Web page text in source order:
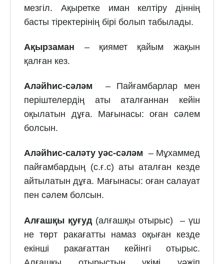
мезгіл. Ақыретке иман келтіру діннің
басты тіректерінің бірі болып табылады.
Ақырзаман – қиямет қайым жақын
қалған кез.
Аләйһис-сәләм – Пайғамбарлар мен
періш­телердің аты аталғаннан кейін
оқылатын дұға. Мағынасы: оған сәлем
болсын.
Аләйһис-саләту уәс-сәләм – Мұхаммед
пайғамбардың (с.ғ.с) аты аталған кезде
айтылатын дұға. Мағынасы: оған салауат
пен сәлем болсын.
Алғашқы қуғуд (алғашқы отырыс) – үш
не төрт ракағатты намаз оқыған кезде
екінші ракағаттан кейінгі отырыс.